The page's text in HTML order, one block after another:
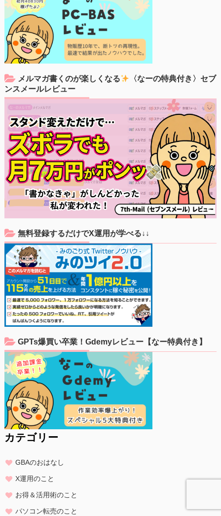
メルマガ書くのが楽しくなる
〈なーの特典付き〉セブ
ンスメールレビュー
無料登録するだけでX運用が学べる↓↓
GPTs爆買い卒業！Gdemyレビュー【なー特典付き】
カテゴリー
GBAのおはなし
X運用のこと
お得＆活用術のこと
パソコン転売のこと